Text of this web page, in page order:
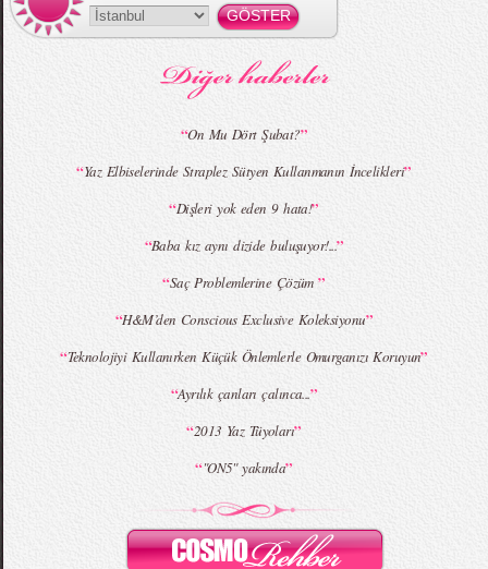
MBFWI - Gülçin Çengel 2015 Yaz
MBFWI - Zeynep Erdoğan 2015 Yaz
MBFWI - Giray Sepin 2015 Yaz Koleksiyonu MBFWI - Burçe Bekrek 2015 Yaz Koleksiyonu
“On Mu Dört Şubat?”
“Yaz Elbiselerinde Straplez Sütyen Kullanmanın İncelikleri”
“Dişleri yok eden 9 hata!”
“Baba kız aynı dizide buluşuyor!...”
“Saç Problemlerine Çözüm”
“H&M’den Conscious Exclusive Koleksiyonu”
“Teknolojiyi Kullanırken Küçük Önlemlerle Omurganızı Koruyun”
“Ayrılık çanları çalınca...”
“2013 Yaz Tüyoları”
“"ON5" yakında”